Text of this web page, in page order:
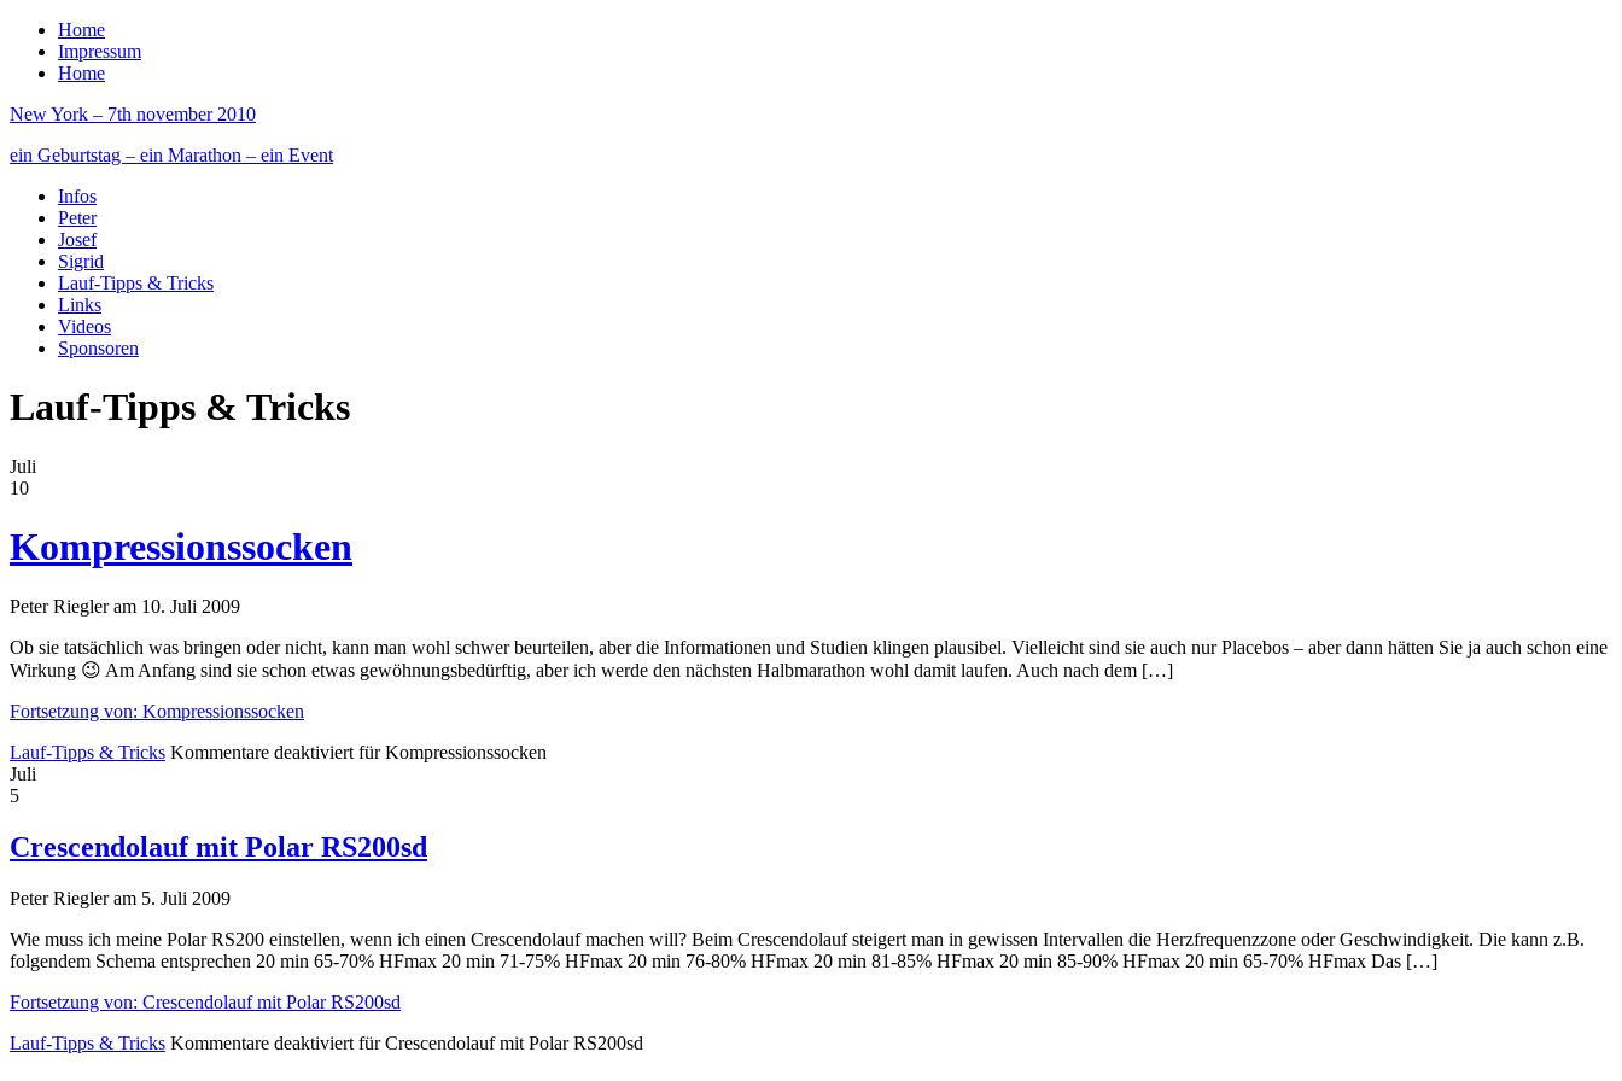
Home
Impressum
Home
New York – 7th november 2010
ein Geburtstag – ein Marathon – ein Event
Infos
Peter
Josef
Sigrid
Lauf-Tipps & Tricks
Links
Videos
Sponsoren
Lauf-Tipps & Tricks
Juli
10
Kompressionssocken
Peter Riegler am 10. Juli 2009
Ob sie tatsächlich was bringen oder nicht, kann man wohl schwer beurteilen, aber die Informationen und Studien klingen plausibel. Vielleicht sind sie auch nur Placebos – aber dann hätten Sie ja auch schon eine
Wirkung 😉 Am Anfang sind sie schon etwas gewöhnungsbedürftig, aber ich werde den nächsten Halbmarathon wohl damit laufen. Auch nach dem […]
Fortsetzung von: Kompressionssocken
Lauf-Tipps & Tricks Kommentare deaktiviert für Kompressionssocken
Juli
5
Crescendolauf mit Polar RS200sd
Peter Riegler am 5. Juli 2009
Wie muss ich meine Polar RS200 einstellen, wenn ich einen Crescendolauf machen will? Beim Crescendolauf steigert man in gewissen Intervallen die Herzfrequenzzone oder Geschwindigkeit. Die kann z.B.
folgendem Schema entsprechen 20 min 65-70% HFmax 20 min 71-75% HFmax 20 min 76-80% HFmax 20 min 81-85% HFmax 20 min 85-90% HFmax 20 min 65-70% HFmax Das […]
Fortsetzung von: Crescendolauf mit Polar RS200sd
Lauf-Tipps & Tricks Kommentare deaktiviert für Crescendolauf mit Polar RS200sd